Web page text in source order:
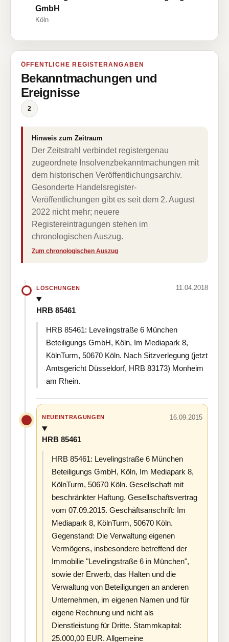
GmbH
Köln
ÖFFENTLICHE REGISTERANGABEN
Bekanntmachungen und
Ereignisse
2
Hinweis zum Zeitraum
Der Zeitstrahl verbindet registergenau
zugeordnete Insolvenzbekanntmachungen mit
dem historischen Veröffentlichungsarchiv.
Gesonderte Handelsregister-
Veröffentlichungen gibt es seit dem 2. August
2022 nicht mehr; neuere
Registereintragungen stehen im
chronologischen Auszug.
Zum chronologischen Auszug
LÖSCHUNGEN 11.04.2018
HRB 85461
HRB 85461: Levelingstraße 6 München
Beteiligungs GmbH, Köln, Im Mediapark 8,
KölnTurm, 50670 Köln. Nach Sitzverlegung (jetzt
Amtsgericht Düsseldorf, HRB 83173) Monheim
am Rhein.
NEUEINTRAGUNGEN 16.09.2015
HRB 85461
HRB 85461: Levelingstraße 6 München
Beteiligungs GmbH, Köln, Im Mediapark 8,
KölnTurm, 50670 Köln. Gesellschaft mit
beschränkter Haftung. Gesellschaftsvertrag
vom 07.09.2015. Geschäftsanschrift: Im
Mediapark 8, KölnTurm, 50670 Köln.
Gegenstand: Die Verwaltung eigenen
Vermögens, insbesondere betreffend der
Immobilie "Levelingstraße 6 in München",
sowie der Erwerb, das Halten und die
Verwaltung von Beteiligungen an anderen
Unternehmen, im eigenen Namen und für
eigene Rechnung und nicht als
Dienstleistung für Dritte. Stammkapital:
25.000,00 EUR. Allgemeine